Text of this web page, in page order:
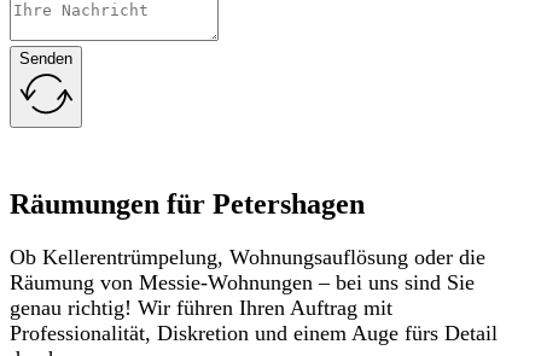
Senden
Räumungen für Petershagen
Ob Kellerentrümpelung, Wohnungsauflösung oder die
Räumung von Messie-Wohnungen – bei uns sind Sie
genau richtig! Wir führen Ihren Auftrag mit
Professionalität, Diskretion und einem Auge fürs Detail